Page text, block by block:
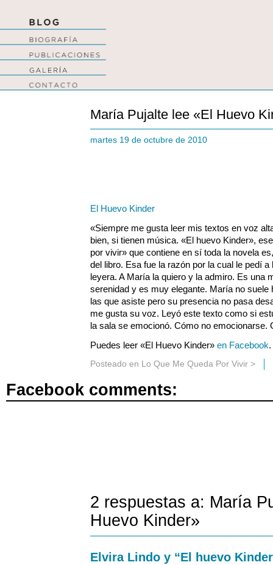
María Pujalte lee «El Huevo
martes 19 de octubre de 2010
El Huevo Kinder
«Siempre me gusta leer mis textos en voz
bien, si tienen música. «El huevo Kinder»,
por vivir» que contiene en sí toda la novela
del libro. Esa fue la razón por la cual le pedí
leyera. A María la quiero y la admiro. Es una
serenidad y es muy elegante. María no suele
las que asiste pero su presencia no pasa
me gusta su voz. Leyó este texto como si
la sala se emocionó. Cómo no emocionarse.
Puedes leer «El Huevo Kinder» en Facebook.
Posteado en Lo Que Me Queda Por Vivir >
Facebook comments:
2 respuestas a: María
Huevo Kinder»
Elvira Lindo y “El huevo